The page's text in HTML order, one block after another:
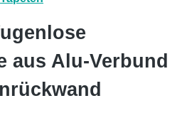
aus Alu-Verbund